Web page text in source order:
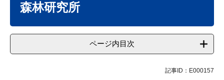
森林研究所
ページ内目次
記事ID：E000157